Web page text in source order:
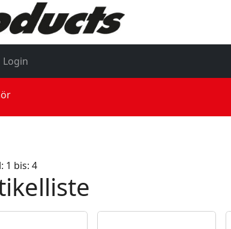
Login
1 bis: 4